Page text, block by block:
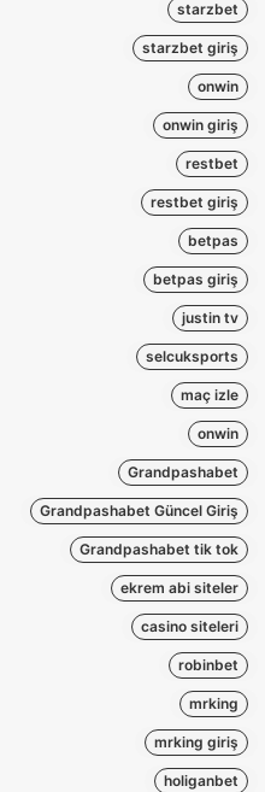
starzbet
starzbet giriş
onwin
onwin giriş
restbet
restbet giriş
betpas
betpas giriş
justin tv
selcuksports
maç izle
onwin
Grandpashabet
Grandpashabet Güncel Giriş
Grandpashabet tik tok
ekrem abi siteler
casino siteleri
robinbet
mrking
mrking giriş
holiganbet